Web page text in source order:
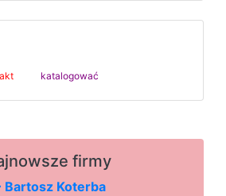
katalogować
firmy
Bartosz Koterba